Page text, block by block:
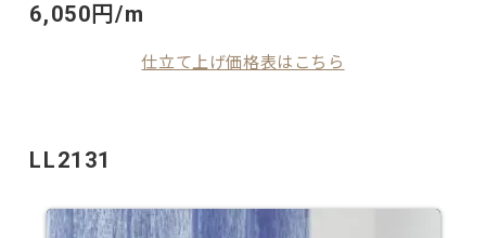
6,050円/m
仕立て上げ価格表はこちら
LL2131